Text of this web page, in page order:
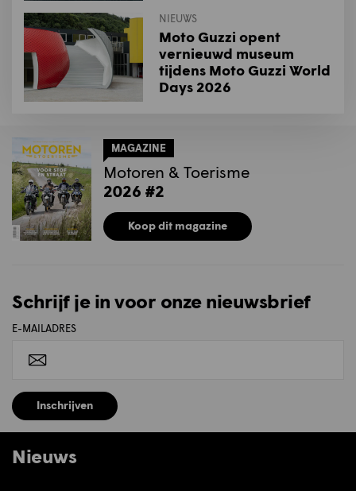
NIEUWS
Moto Guzzi opent
vernieuwd museum
tijdens Moto Guzzi World
Days 2026
MAGAZINE
Motoren & Toerisme
2026 #2
Koop dit magazine
Schrijf je in voor onze nieuwsbrief
E-MAILADRES
Inschrijven
Nieuws